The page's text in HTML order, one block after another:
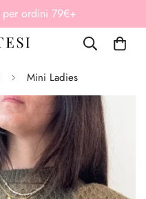
Paga in 3 rate senza interessi
Mini Ladies